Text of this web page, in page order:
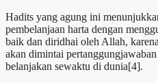
Hadits yang agung ini
pembelanjaan harta dengan
baik dan diridhai oleh Allah,
akan dimintai
belanjakan sewaktu di dunia[4].